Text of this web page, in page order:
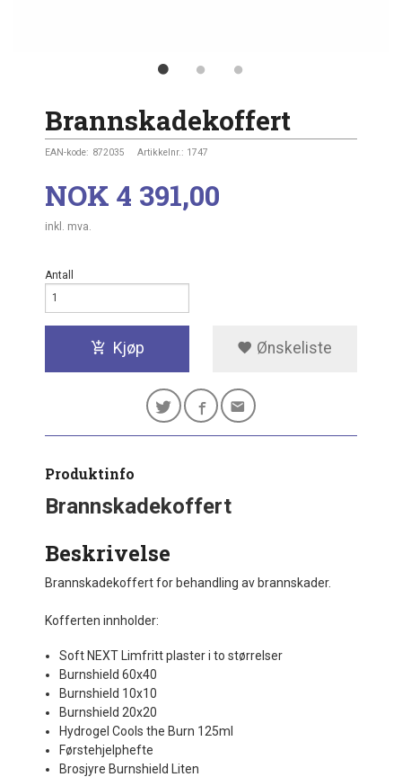
Brannskadekoffert
EAN-kode: 872035 Artikkelnr.: 1747
Pris
NOK 4 391,00
inkl. mva.
Antall
Kjøp Ønskeliste
Produktinfo
Brannskadekoffert
Beskrivelse
Brannskadekoffert for behandling av brannskader.
Kofferten innholder:
Soft NEXT Limfritt plaster i to størrelser
Burnshield 60x40
Burnshield 10x10
Burnshield 20x20
Hydrogel Cools the Burn 125ml
Førstehjelphefte
Brosjyre Burnshield Liten